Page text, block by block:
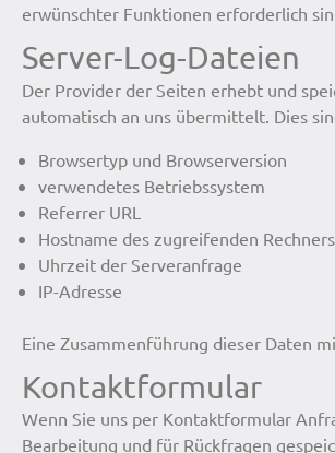
erwünschter Funktionen erforderlich
Server-Log-Dateien
Der Provider der Seiten erhebt und
automatisch an uns übermittelt. Dies
Browsertyp und Browserversion
verwendetes Betriebssystem
Referrer URL
Hostname des zugreifenden Rechners
Uhrzeit der Serveranfrage
IP-Adresse
Eine Zusammenführung dieser Daten
Kontaktformular
Wenn Sie uns per Kontaktformular
Bearbeitung und für Rückfragen